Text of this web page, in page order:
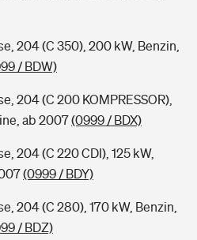
204 (C 350), 200 kW, Benzin,
/ BDW)
204 (C 200 KOMPRESSOR),
ab 2007(0999 / BDX)
204 (C 220 CDI), 125 kW,
(0999 / BDY)
204 (C 280), 170 kW, Benzin,
/ BDZ)